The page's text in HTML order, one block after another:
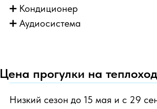
➕ Кондиционер
➕ Аудиосистема
Цена прогулки на
Низкий сезон до 15 мая и с 29